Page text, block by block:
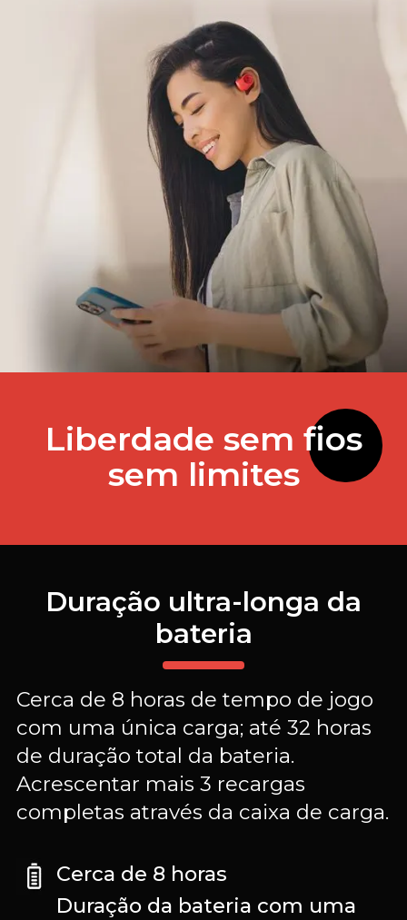
Liberdade sem fios
sem limites
Duração ultra-longa da
bateria
Cerca de 8 horas de tempo de jogo
com uma única carga; até 32 horas
de duração total da bateria.
Acrescentar mais 3 recargas
completas através da caixa de carga.
Cerca de 8 horas
Duração da bateria com uma